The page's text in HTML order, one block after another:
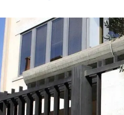
ITALIA MONDO
SANITÀ
SPORT
CULTURA